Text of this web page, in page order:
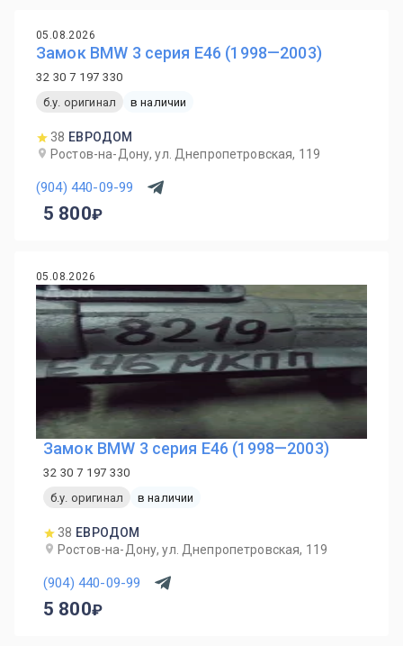
05.08.2026
Замок BMW 3 серия E46 (1998—2003)
32 30 7 197 330
б.у. оригинал
в наличии
38 ЕВРОДОМ
Ростов-на-Дону, ул. Днепропетровская, 119
(904) 440-09-99
5 800
05.08.2026
Замок BMW 3 серия E46 (1998—2003)
32 30 7 197 330
б.у. оригинал
в наличии
38 ЕВРОДОМ
Ростов-на-Дону, ул. Днепропетровская, 119
(904) 440-09-99
5 800